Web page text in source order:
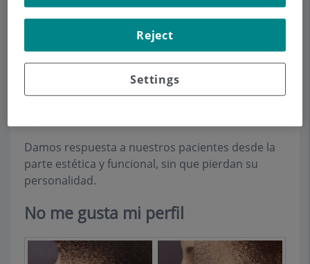
Resultados estéticos
Las personas que vienen a la consulta de la Dra.
Colomé, con el deseo de retocarse la nariz, se
Damos respuesta a nuestros pacientes desde la
parte estética y funcional, sin que pierdan su
personalidad.
No me gusta mi perfil
Settings
Reject